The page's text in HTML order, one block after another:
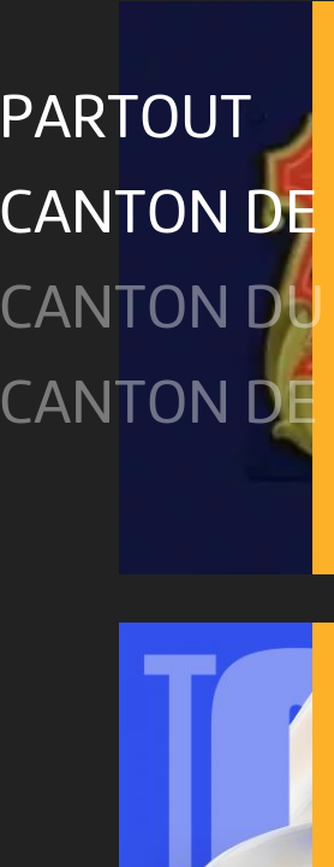
PARTOUT
CANTON DE
CANTON DU
CANTON